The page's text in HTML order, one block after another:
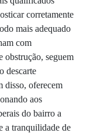
corretamente
mais adequado
com
obstrução, seguem
descarte
disso, oferecem
aos
do bairro a
a tranquilidade de